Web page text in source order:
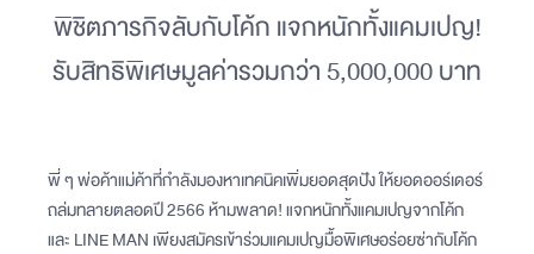
พิชิตภารกิจลับกับโค้ก แจกหนักทั้งแคมเปญ!
รับสิทธิพิเศษมูลค่ารวมกว่า 5,000,000 บาท
พี่ ๆ พ่อค้าแม่ค้าที่กำลังมองหาเทคนิคเพิ่มยอดสุดปัง ให้ยอดออร์เดอร์
ถล่มทลายตลอดปี 2566 ห้ามพลาด! แจกหนักทั้งแคมเปญจากโค้ก
และ LINE MAN เพียงสมัครเข้าร่วมแคมเปญมื้อพิเศษอร่อยซ่ากับโค้ก